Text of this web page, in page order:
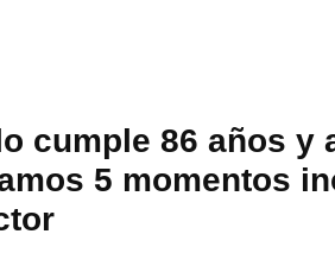
cumple 86 años y
5 momentos